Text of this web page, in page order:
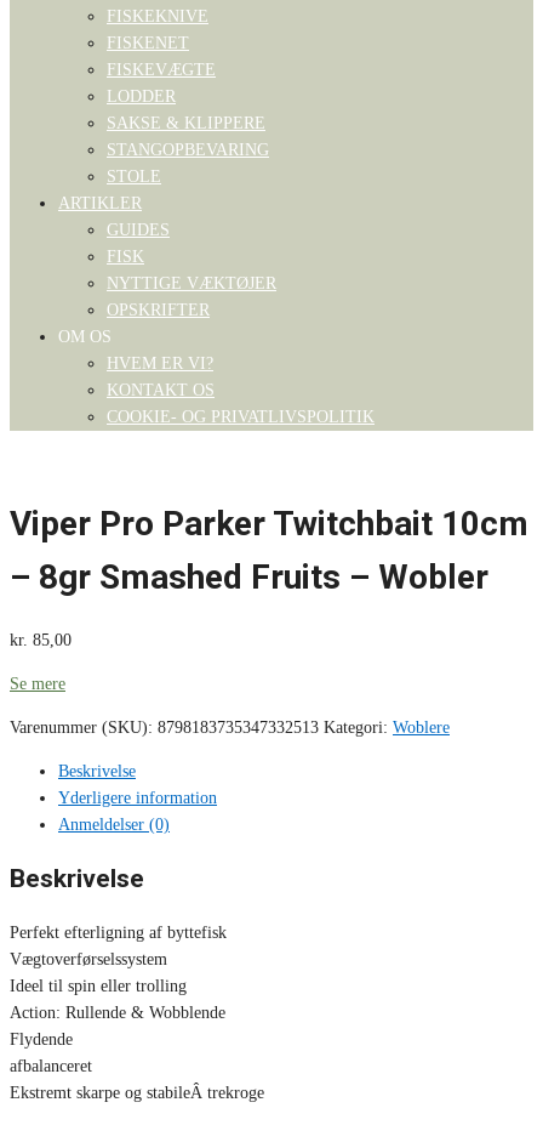
FISKEKNIVE
FISKENET
FISKEVÆGTE
LODDER
SAKSE & KLIPPERE
STANGOPBEVARING
STOLE
ARTIKLER
GUIDES
FISK
NYTTIGE VÆKTØJER
OPSKRIFTER
OM OS
HVEM ER VI?
KONTAKT OS
COOKIE- OG PRIVATLIVSPOLITIK
Viper Pro Parker Twitchbait 10cm
– 8gr Smashed Fruits – Wobler
kr. 85,00
Se mere
Varenummer (SKU): 8798183735347332513 Kategori: Woblere
Beskrivelse
Yderligere information
Anmeldelser (0)
Beskrivelse
Perfekt efterligning af byttefisk
Vægtoverførselssystem
Ideel til spin eller trolling
Action: Rullende & Wobblende
Flydende
afbalanceret
Ekstremt skarpe og stabileÂ trekroge